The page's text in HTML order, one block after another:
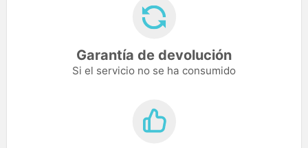
Garantía de devolución
Si el servicio no se ha consumido